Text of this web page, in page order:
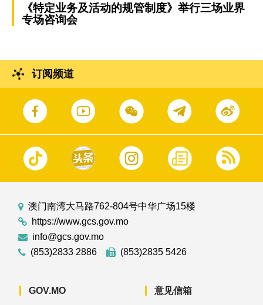
《特定业务及活动的规管制度》举行三场业界
专场咨询会
订阅频道
澳门南湾大马路762-804号中华广场15楼
https://www.gcs.gov.mo
info@gcs.gov.mo
(853)2833 2886
(853)2835 5426
GOV.MO 意见信箱